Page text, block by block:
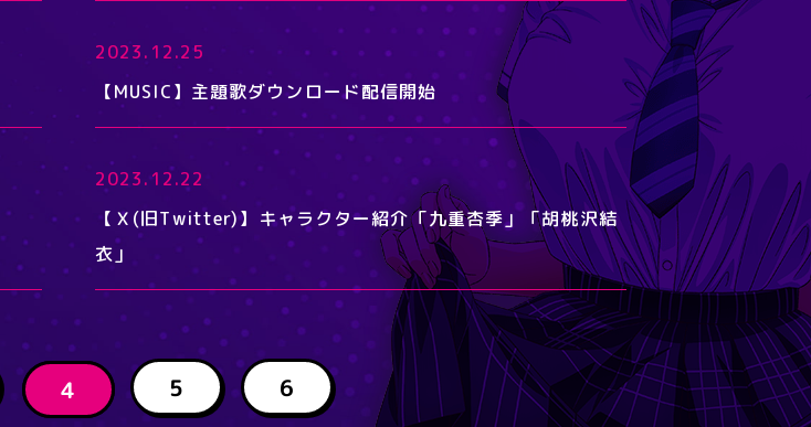
2023.12.25
【MUSIC】主題歌ダウンロード配信開始
2023.12.22
【Ｘ(旧Twitter)】キャラクター紹介「九重杏季」「胡桃沢結
衣」
4 5 6